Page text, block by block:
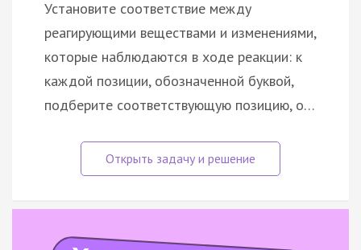
Установите соответствие между
реагирующими веществами и изменениями,
которые наблюдаются в ходе реакции: к
каждой позиции, обозначенной буквой,
подберите соответствующую позицию, о…